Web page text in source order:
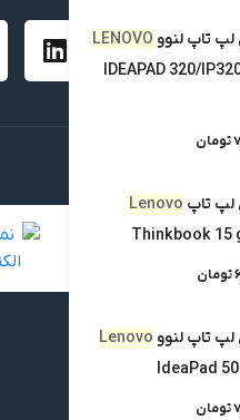
تاپ لنوو LENOVO
IDEAPAD 320/
لپ تاپ Lenovo
Thinkbook 15
تاپ لنوو Lenovo
IdeaPad
های اجتماعی ما :